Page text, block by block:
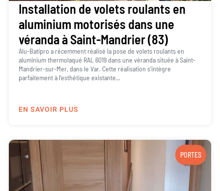
Installation de volets roulants en
aluminium motorisés dans une
véranda à Saint-Mandrier (83)
Alu-Batipro a récemment réalisé la pose de volets roulants en
aluminium thermolaqué RAL 6019 dans une véranda située à Saint-
Mandrier-sur-Mer, dans le Var. Cette réalisation s’intègre
parfaitement à l’esthétique existante...
EN SAVOIR PLUS
PORTES